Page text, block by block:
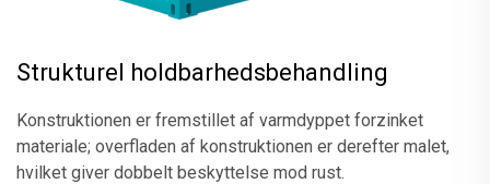
Strukturel holdbarhedsbehandling
Konstruktionen er fremstillet af varmdyppet forzinket
materiale; overfladen af konstruktionen er derefter malet,
hvilket giver dobbelt beskyttelse mod rust.